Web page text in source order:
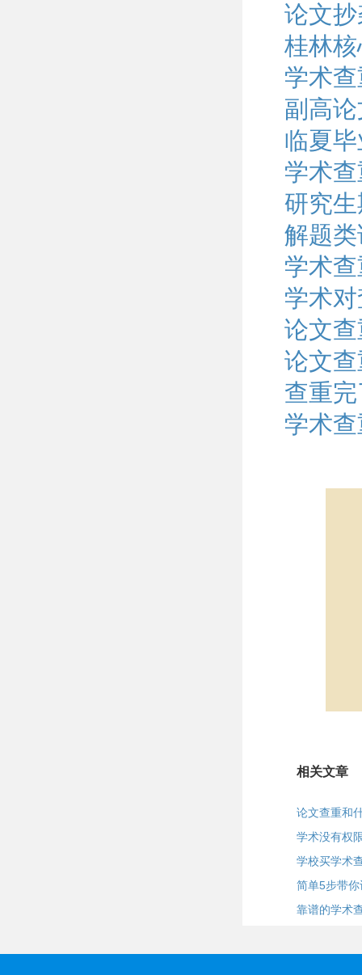
论文
桂林
学术
副高
临夏
学术
研究
解题
学术
学术
论文
论文
查重
学术
相关文章
论文查重和
学术没有权
学校买学术
简单5步带
靠谱的学术